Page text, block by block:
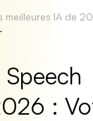
meilleures IA de
: